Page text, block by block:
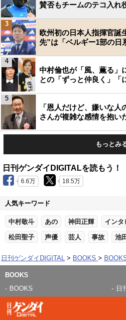
賛否もチームのテコ入れ
欧州初の日本人指揮官誕
先”は「ベルギー1部の日
3
中村倫也が「風、薫る
との「ずっと仲良く」「
4
「恩人だけど、嫌いな
さんが複雑な感情を抱い
5
もっとみ
日刊ゲンダイDIGITALを読もう！
6.6万 18.5万
人気キーワード
中村敬斗 あの 神田正輝 インタ
松田聖子 声優 芸人 事故 池
日刊ゲンダイDIGITAL BOOKS
BOOKS
BOOKS
日